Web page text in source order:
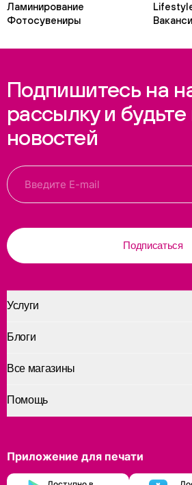
Ламинирование
Фотосувениры
Подпишитесь на
рассылку и будьте
новостей
Подписаться
Услуги
Помощь
Блоги
Все магазины
Приложение для печати